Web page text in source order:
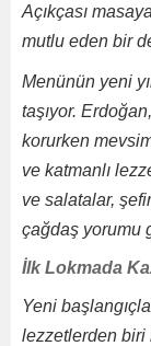
Açıkçası
mutlu eden bir
Menünün yeni
taşıyor.
korurken
ve katmanlı
ve salatalar,
çağdaş yorumu
İlk Lokmada
Yeni
lezzetlerden biri